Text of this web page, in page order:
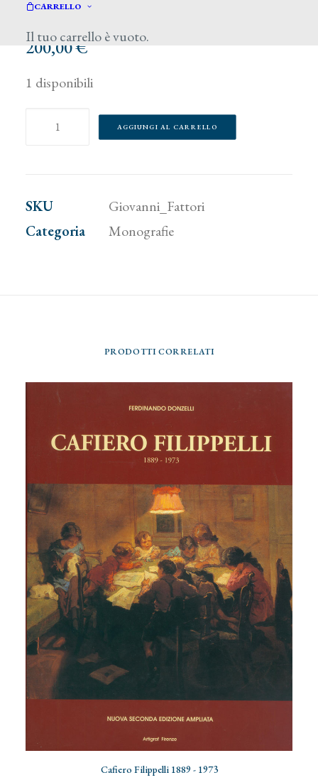
CARRELLO
Il tuo carrello è vuoto.
200,00€
1 disponibili
Giovanni
AGGIUNGI AL CARRELLO
SKU
Giovanni_Fattori
Categoria
Monografie
PRODOTTI CORRELATI
AGGIUNGI AL CARRELLO
Cafiero Filippelli 1889 - 1973